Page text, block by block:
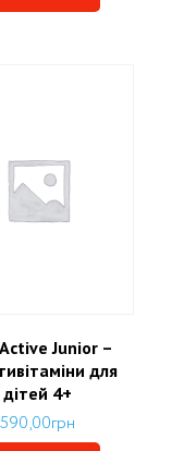
Junior –
для
дітей 4+
590,00грн